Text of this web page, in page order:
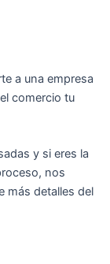
a una empresa
comercio tu
y si eres la
nos
más detalles del